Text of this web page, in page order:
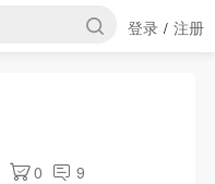
登录 / 注册
0 9